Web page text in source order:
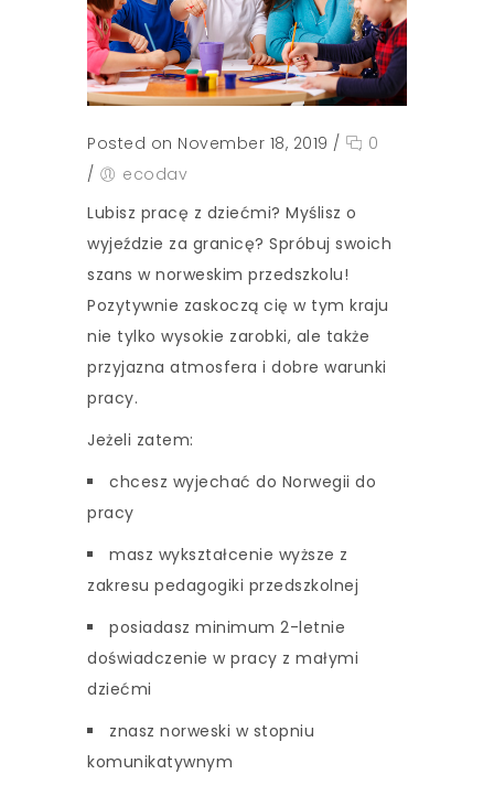
Posted on November 18, 2019 /
0
/
ecodav
Lubisz pracę z dziećmi? Myślisz o
wyjeździe za granicę? Spróbuj swoich
szans w norweskim przedszkolu!
Pozytywnie zaskoczą cię w tym kraju
nie tylko wysokie zarobki, ale także
przyjazna atmosfera i dobre warunki
pracy.
Jeżeli zatem:
chcesz wyjechać do Norwegii do
pracy
masz wykształcenie wyższe z
zakresu pedagogiki przedszkolnej
posiadasz minimum 2-letnie
doświadczenie w pracy z małymi
dziećmi
znasz norweski w stopniu
komunikatywnym